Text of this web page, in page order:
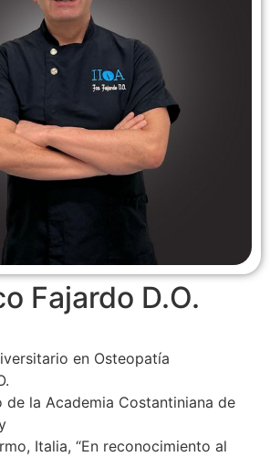
Fajardo D.O.
en Osteopatía
de la Academia Costantiniana de
Italia, “En reconocimiento al